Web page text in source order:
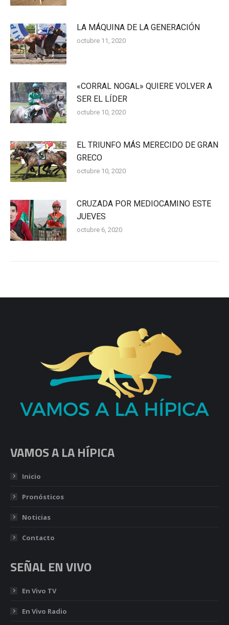
LA MÁQUINA DE LA GENERACIÓN
octubre 11, 2020
«CORRAL NOGAL» QUIERE VOLVER A
SER EL LÍDER
octubre 10, 2020
EL TRIUNFO MÁS MERECIDO DE GRAN
GRECO
octubre 10, 2020
CRUZADA POR MEDIOCAMINO ESTE
JUEVES
octubre 6, 2020
VAMOS A LA HÍPICA
Inicio
Pronósticos
Noticias
Contacto
SEÑAL EN VIVO
En Vivo TV
En Vivo Radio